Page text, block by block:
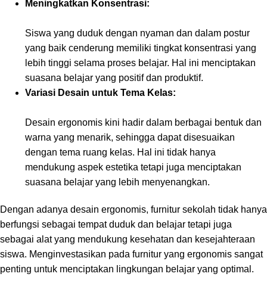
Meningkatkan Konsentrasi:
Siswa yang duduk dengan nyaman dan dalam postur
yang baik cenderung memiliki tingkat konsentrasi yang
lebih tinggi selama proses belajar. Hal ini menciptakan
suasana belajar yang positif dan produktif.
Variasi Desain untuk Tema Kelas:
Desain ergonomis kini hadir dalam berbagai bentuk dan
warna yang menarik, sehingga dapat disesuaikan
dengan tema ruang kelas. Hal ini tidak hanya
mendukung aspek estetika tetapi juga menciptakan
suasana belajar yang lebih menyenangkan.
Dengan adanya desain ergonomis, furnitur sekolah tidak hanya
berfungsi sebagai tempat duduk dan belajar tetapi juga
sebagai alat yang mendukung kesehatan dan kesejahteraan
siswa. Menginvestasikan pada furnitur yang ergonomis sangat
penting untuk menciptakan lingkungan belajar yang optimal.